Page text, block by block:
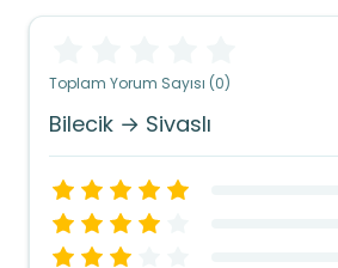
Toplam Yorum Sayısı (0)
Bilecik → Sivaslı